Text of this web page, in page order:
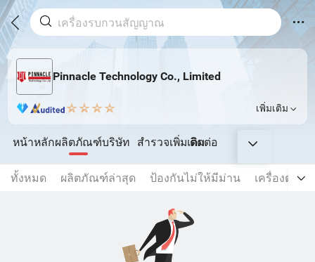
Pinnacle Technology Co., Limited
เพิ่มเติม
หน้าหลักผลิตภัณฑ์บริษัท สำรวจเพิ่มเติมติดต่อ
ทั้งหมด ผลิตภัณฑ์ล่าสุด ป้องกันไม่ให้มีม่าน เครื่องตรวจ